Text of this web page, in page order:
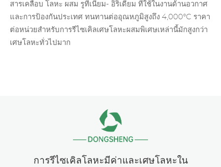
สารเคลือบ โลหะ ผสม รูทีเนียม- อิริเดียม ที่ใช้ในงานด้านอวกาศ
และการป้องกันประเทศ ทนทานต่ออุณหภูมิสูงถึง 4,000°C ราคา
ต่อหน่วยสำหรับการรีไซเคิลเศษโลหะผสมพิเศษเหล่านี้มักสูงกว่า
เศษโลหะทั่วไปมาก
การรีไซเคิลโลหะมีค่าและเศษโลหะใน